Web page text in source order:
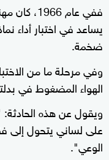
ففي عام
يساعد في اختبار أداء
ضخمة.
وفي مرحلة ما من
الهواء المضغوط في
ويقول عن هذه
على لساني يتحول إلى
الوعي".